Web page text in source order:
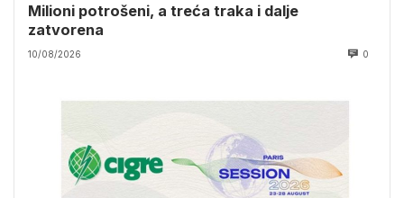
Milioni potrošeni, a treća traka i dalje
zatvorena
10/08/2026 0